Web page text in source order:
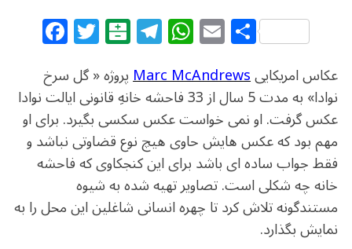
F
a
c
e
b
o
o
k
T
w
itt
e
r
B
al
at
ar
in
T
el
e
g
ra
m
W
h
at
s
A
p
p
E
m
ai
l
S
h
ar
e
عکاس امریکاییMarc McAndrewsپروژه « گل سرخ
نوادا» به مدت 5 سال از 33 فاحشه خانهِ قانونی ایالت نوادا
عکس گرفت. او نمی خواست عکس سکسی بگیرد. برای او
مهم بود که عکس هایش حاوی هیچ نوع قضاوتی نباشد و
فقط جواب ساده ای باشد برای این کنجکاوی که فاحشه
خانه چه شکلی است. تصاویر تهیه شده به شیوه
مستندگونه تلاش کرد تا چهره انسانی شاغلین این محل را به
نمایش بگذارد.